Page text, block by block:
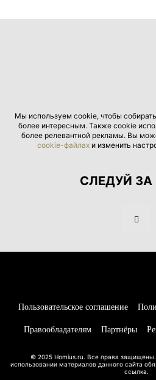
Мы используем cookie, чтобы собирать
более интересным. Также cookie
более релевантной рекламы. Вы
cookie-файлах и изменить
СЛЕДУЙ
Пользовательское соглашение
Правообладателям Партнёры
© 2025 Homius.ru. Все права
использовании материалов данного сайта
ссылка.